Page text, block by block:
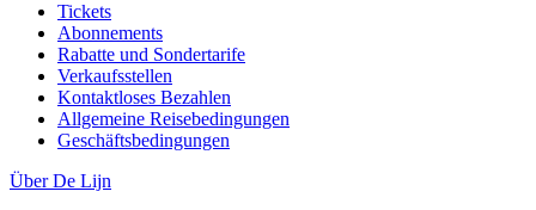
Tickets
Abonnements
Rabatte und Sondertarife
Verkaufsstellen
Kontaktloses Bezahlen
Allgemeine Reisebedingungen
Geschäftsbedingungen
Über De Lijn